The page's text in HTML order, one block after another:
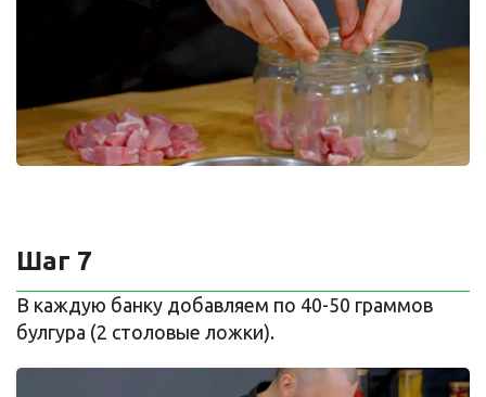
Шаг 7
В каждую банку добавляем по 40-50 граммов
булгура (2 столовые ложки).